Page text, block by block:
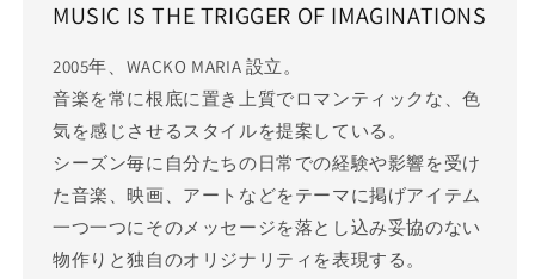
MUSIC IS THE TRIGGER OF IMAGINATIONS
2005年、WACKO MARIA 設立。
音楽を常に根底に置き上質でロマンティックな、色
気を感じさせるスタイルを提案している。
シーズン毎に自分たちの日常での経験や影響を受け
た音楽、映画、アートなどをテーマに掲げアイテム
一つ一つにそのメッセージを落とし込み妥協のない
物作りと独自のオリジナリティを表現する。